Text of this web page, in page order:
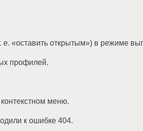
е. «оставить открытым») в режиме
профилей.
меню.
к ошибке 404.